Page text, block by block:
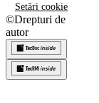
Setări cookie
©Drepturi de
autor